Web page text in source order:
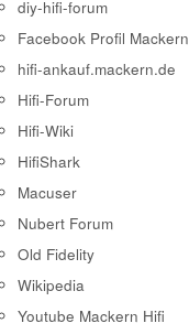
diy-hifi-forum
Facebook Profil Mackern
hifi-ankauf.mackern.de
Hifi-Forum
Hifi-Wiki
HifiShark
Macuser
Nubert Forum
Old Fidelity
Wikipedia
Youtube Mackern Hifi